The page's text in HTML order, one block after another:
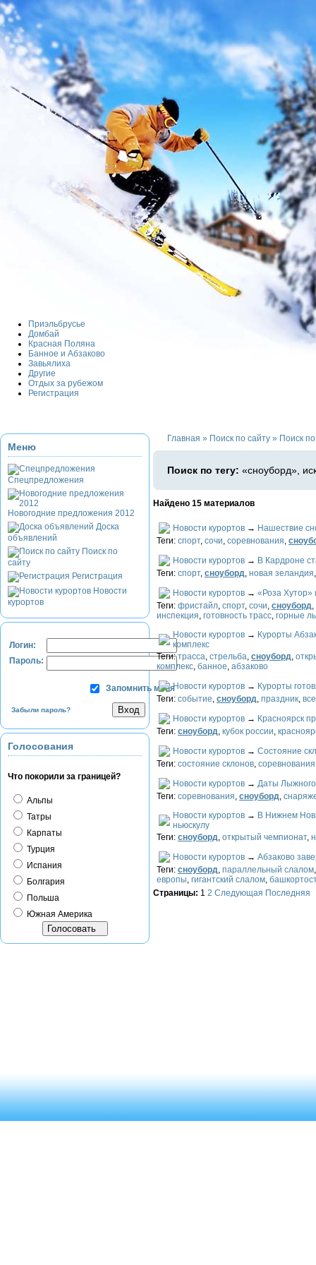
Приэльбрусье
Домбай
Красная Поляна
Банное и Абзаково
Завьялиха
Другие
Отдых за рубежом
Регистрация
Меню
Спецпредложения
Новогодние предложения 2012
Доска
объявлений
Поиск по
сайту
Регистрация
Новости
курортов
Логин:
Пароль:
Запомнить меня
Забыли пароль?
Голосования
Что покорили за границей?
Альпы
Татры
Карпаты
Турция
Испания
Болгария
Польша
Южная Америка
Главная » Поиск по сайту » Поиск
Поиск по тегу: «сноуборд»,
Найдено 15 материалов
Новости курортов → Нашествие
Теги: спорт, сочи, соревнования,
Новости курортов → В Кардроне
Теги: спорт, сноуборд, новая зеландия
Новости курортов → «Роза Хутор»
Теги: фристайл, спорт, сочи, сноуборд,
инспекция, готовность трасс, горные
Новости курортов → Курорты
комплекс
Теги:трасса, стрельба, сноуборд,
комплекс, банное, абзаково
Новости курортов → Курорты
Теги: событие, сноуборд, праздник,
Новости курортов → Красноярск
Теги: сноуборд, кубок россии,
Новости курортов → Состояние
Теги: состояние склонов, соревнования
Новости курортов → Даты
Теги: соревнования, сноуборд,
Новости курортов → В Нижнем
ньюскулу
Теги: сноуборд, открытый чемпионат,
Новости курортов → Абзаково
Теги: сноуборд, параллельный слалом
европы, гигантский слалом,
Страницы: 1 2 Следующая Последняя